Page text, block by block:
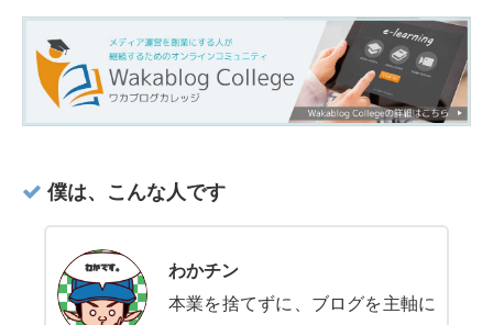
僕は、こんな人です
わかチン
本業を捨てずに、ブログを主軸に